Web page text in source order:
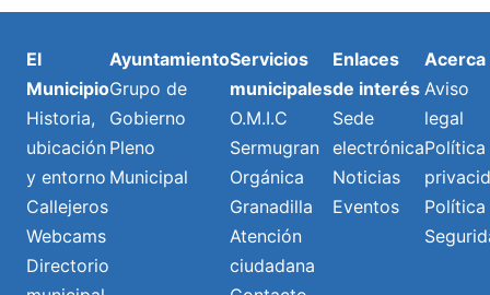
El
Municipio
Historia,
ubicación
y entorno
Callejeros
Webcams
Directorio
Ayuntamiento
Grupo de
Gobierno
Pleno
Municipal
Servicios
municipales
O.M.I.C
Sermugran
Orgánica
Granadilla
Atención
ciudadana
Enlaces
de interés
Sede
electrónica
Noticias
Eventos
Acerca
Aviso
legal
Política
Política